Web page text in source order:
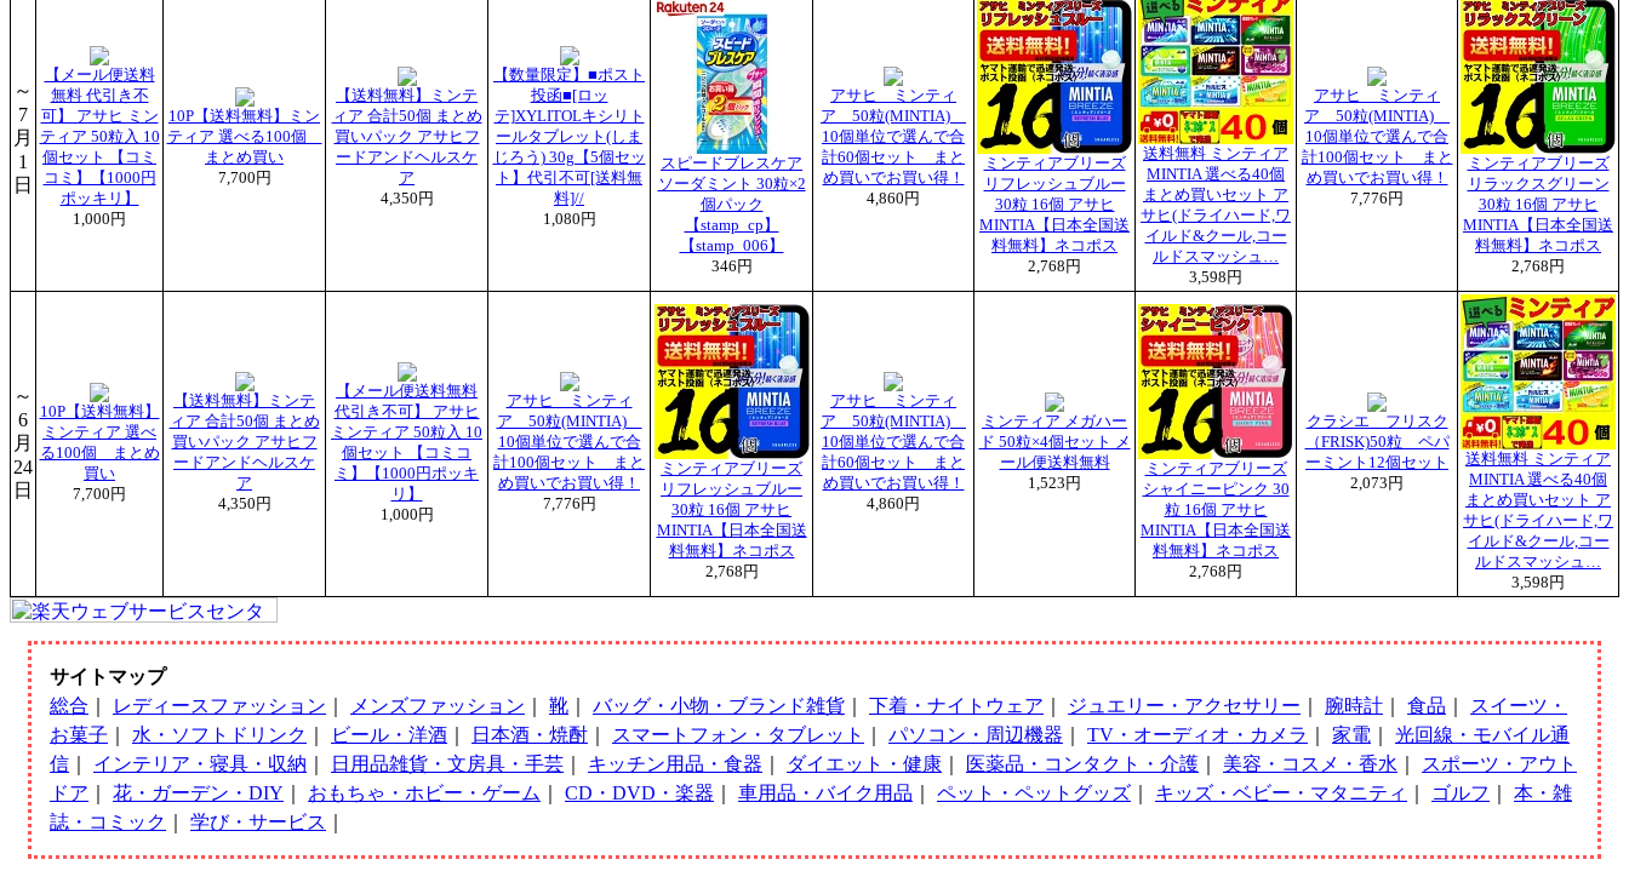
～
7
月
1
日
【メール便送料
無料 代引き不
可】 アサヒ ミン
ティア 50粒入 10
個セット 【コミ
コミ】【1000円
ポッキリ】
1,000円
10P【送料無料】ミン
ティア 選べる100個
まとめ買い
7,700円
【送料無料】ミンテ
ィア 合計50個 まとめ
買いパック アサヒフ
ードアンドヘルスケ
ア
4,350円
【数量限定】■ポスト
投函■[ロッ
テ]XYLITOLキシリト
ールタブレット(しま
じろう) 30g【5個セッ
ト】代引不可[送料無
料]//
1,080円
スピードブレスケア
ソーダミント 30粒×2
個パック
【stamp_cp】
【stamp_006】
346円
アサヒ ミンティ
ア 50粒(MINTIA)
10個単位で選んで合
計60個セット まと
め買いでお買い得！
4,860円
ミンティアブリーズ
リフレッシュブルー
30粒 16個 アサヒ
MINTIA【日本全国送
料無料】ネコポス
2,768円
送料無料 ミンティア
MINTIA 選べる40個
まとめ買いセット ア
サヒ(ドライハード,ワ
イルド&クール,コー
ルドスマッシュ…
3,598円
アサヒ ミンティ
ア 50粒(MINTIA)
10個単位で選んで合
計100個セット まと
め買いでお買い得！
7,776円
ミンティアブリーズ
リラックスグリーン
30粒 16個 アサヒ
MINTIA【日本全国送
料無料】ネコポス
2,768円
～
6
月
24
日
10P【送料無料】
ミンティア 選べ
る100個 まとめ
買い
7,700円
【送料無料】ミンテ
ィア 合計50個 まとめ
買いパック アサヒフ
ードアンドヘルスケ
ア
4,350円
【メール便送料無料
代引き不可】 アサヒ
ミンティア 50粒入 10
個セット 【コミコ
ミ】【1000円ポッキ
リ】
1,000円
アサヒ ミンティ
ア 50粒(MINTIA)
10個単位で選んで合
計100個セット まと
め買いでお買い得！
7,776円
ミンティアブリーズ
リフレッシュブルー
30粒 16個 アサヒ
MINTIA【日本全国送
料無料】ネコポス
2,768円
アサヒ ミンティ
ア 50粒(MINTIA)
10個単位で選んで合
計60個セット まと
め買いでお買い得！
4,860円
ミンティア メガハー
ド 50粒×4個セット メ
ール便送料無料
1,523円
ミンティアブリーズ
シャイニーピンク 30
粒 16個 アサヒ
MINTIA【日本全国送
料無料】ネコポス
2,768円
クラシエ フリスク
（FRISK)50粒 ペパ
ーミント12個セット
2,073円
送料無料 ミンティア
MINTIA 選べる40個
まとめ買いセット ア
サヒ(ドライハード,ワ
イルド&クール,コー
ルドスマッシュ…
3,598円
サイトマップ
総合
レディースファッション メンズファッション 靴 バッグ・小物・ブランド雑貨 下着・ナイトウェア ジュエリー・アクセサリー 腕時計 食品
スイーツ・
お菓子
水・ソフトドリンク ビール・洋酒 日本酒・焼酎 スマートフォン・タブレット パソコン・周辺機器 TV・オーディオ・カメラ 家電
光回線・モバイル通
信
インテリア・寝具・収納 日用品雑貨・文房具・手芸 キッチン用品・食器 ダイエット・健康 医薬品・コンタクト・介護 美容・コスメ・香水
スポーツ・アウト
ドア
花・ガーデン・DIY おもちゃ・ホビー・ゲーム CD・DVD・楽器 車用品・バイク用品 ペット・ペットグッズ キッズ・ベビー・マタニティ ゴルフ
本・雑
誌・コミック
学び・サービス